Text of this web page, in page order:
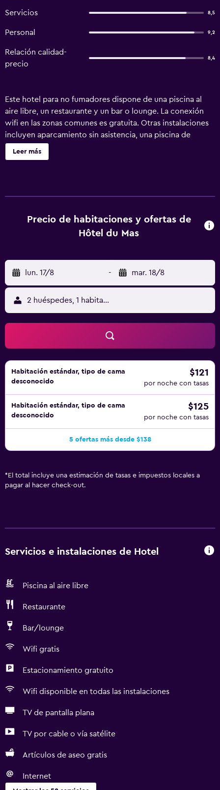
Servicios 8,5
Personal 9,2
Relación calidad-
precio
8,4
Este hotel para no fumadores dispone de una piscina al
aire libre, un restaurante y un bar o lounge. La conexión
wifi en las zonas comunes es gratuita. Otras instalaciones
incluyen aparcamiento sin asistencia, una piscina de
temporada y servicios de conserjería. Hôtel du Mas ofrece
41 alojamientos con aire acondicionado, caja fuerte y
navegar por la web gracias a nuestro acceso a Internet
wifi gratis. Los servicios para las personas de negocios
esparcimiento en este hotel incluyen una piscina al aire
libre.
Leer más
Precio de habitaciones y ofertas de
Hôtel du Mas
lun. 17/8 - mar. 18/8
2 huéspedes, 1 habitación
Habitación estándar, tipo de cama
desconocido
$121
por noche con tasas
Habitación estándar, tipo de cama
desconocido
$125
por noche con tasas
5 ofertas más desde $138
* El total incluye una estimación de tasas e impuestos locales a
pagar al hacer check-out.
Servicios e instalaciones de Hotel
Piscina al aire libre
Restaurante
Bar/lounge
Wifi gratis
Estacionamiento gratuito
Wifi disponible en todas las instalaciones
TV de pantalla plana
TV por cable o vía satélite
Artículos de aseo gratis
Internet